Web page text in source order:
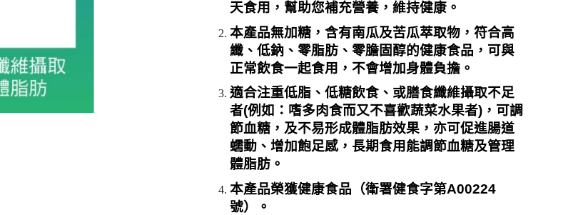
天食用，幫助您補充營養，維持健康。
本產品無加糖，含有南瓜及苦瓜萃取物，符合高
纖、低鈉、零脂肪、零膽固醇的健康食品，可與
正常飲食一起食用，不會增加身體負擔。
適合注重低脂、低糖飲食、或膳食纖維攝取不足
者(例如：嗜多肉食而又不喜歡蔬菜水果者) ，可調
節血糖，及不易形成體脂肪效果，亦可促進腸道
蠕動、增加飽足感，長期食用能調節血糖及管理
體脂肪。
本產品榮獲健康食品（衛署健食字第A00224
號）。